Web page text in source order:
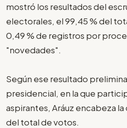
mostró los resultados del
electorales, el 99,45 % del
0,49 % de registros por
"novedades".
Según ese resultado
presidencial, en la que
aspirantes, Aráuz encabeza
del total de votos.